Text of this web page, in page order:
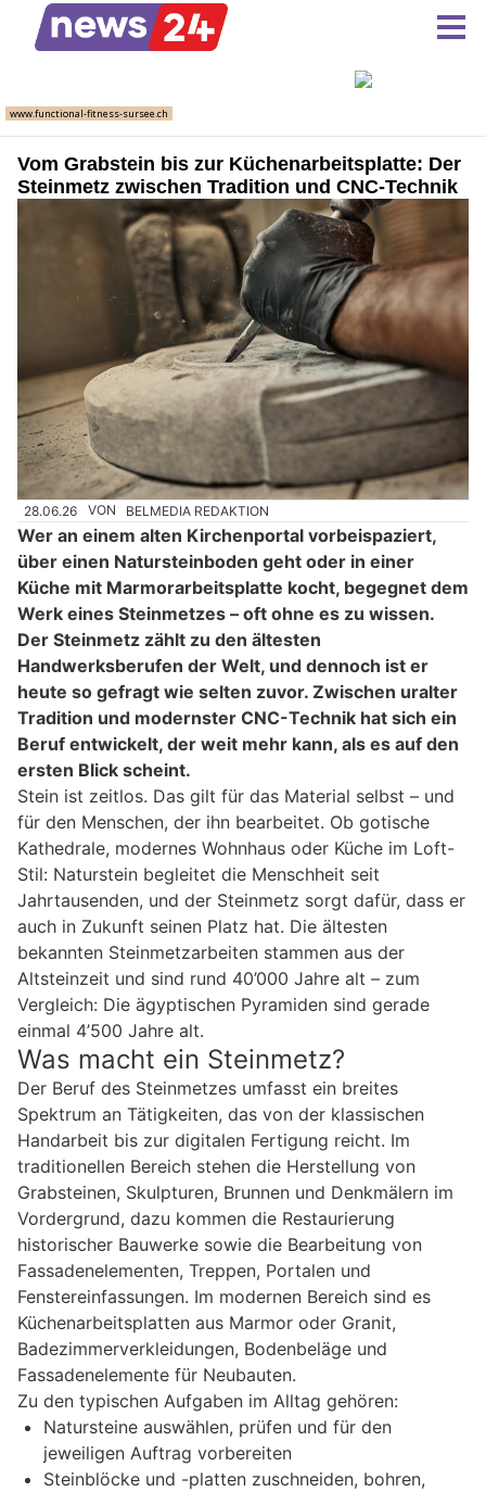
Vom Grabstein bis zur Küchenarbeitsplatte: Der
Steinmetz zwischen Tradition und CNC-Technik
28.06.26 VON BELMEDIA REDAKTION
Wer an einem alten Kirchenportal vorbeispaziert,
über einen Natursteinboden geht oder in einer
Küche mit Marmorarbeitsplatte kocht, begegnet dem
Werk eines Steinmetzes – oft ohne es zu wissen.
Der Steinmetz zählt zu den ältesten
Handwerksberufen der Welt, und dennoch ist er
heute so gefragt wie selten zuvor. Zwischen uralter
Tradition und modernster CNC-Technik hat sich ein
Beruf entwickelt, der weit mehr kann, als es auf den
ersten Blick scheint.
Stein ist zeitlos. Das gilt für das Material selbst – und
für den Menschen, der ihn bearbeitet. Ob gotische
Kathedrale, modernes Wohnhaus oder Küche im Loft-
Stil: Naturstein begleitet die Menschheit seit
Jahrtausenden, und der Steinmetz sorgt dafür, dass er
auch in Zukunft seinen Platz hat. Die ältesten
bekannten Steinmetzarbeiten stammen aus der
Altsteinzeit und sind rund 40’000 Jahre alt – zum
Vergleich: Die ägyptischen Pyramiden sind gerade
einmal 4’500 Jahre alt.
Was macht ein Steinmetz?
Der Beruf des Steinmetzes umfasst ein breites
Spektrum an Tätigkeiten, das von der klassischen
Handarbeit bis zur digitalen Fertigung reicht. Im
traditionellen Bereich stehen die Herstellung von
Grabsteinen, Skulpturen, Brunnen und Denkmälern im
Vordergrund, dazu kommen die Restaurierung
historischer Bauwerke sowie die Bearbeitung von
Fassadenelementen, Treppen, Portalen und
Fenstereinfassungen. Im modernen Bereich sind es
Küchenarbeitsplatten aus Marmor oder Granit,
Badezimmerverkleidungen, Bodenbeläge und
Fassadenelemente für Neubauten.
Zu den typischen Aufgaben im Alltag gehören:
Natursteine auswählen, prüfen und für den
jeweiligen Auftrag vorbereiten
Steinblöcke und -platten zuschneiden, bohren,